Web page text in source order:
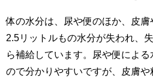
体の水分は、尿や便のほか、皮
2.5リットルもの水分が失われ、
ら補給しています。尿や便によ
ので分かりやすいですが、皮膚